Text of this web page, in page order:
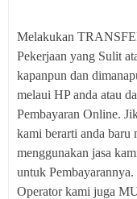
Melakukan
Pekerjaan yang Sulit
kapanpun dan
melaui HP anda atau
Pembayaran Online.
kami berarti anda baru
menggunakan jasa
untuk
Operator kami juga